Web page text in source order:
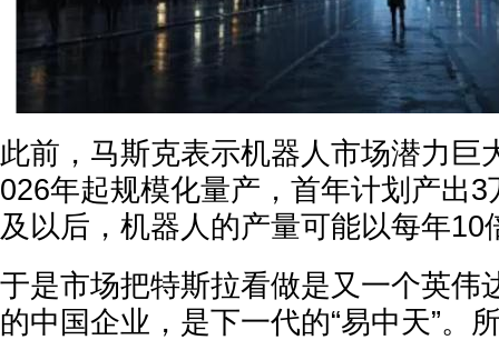
此前，马斯克表示机器人市场潜力巨
026年起规模化量产，首年计划产出
及以后，机器人的产量可能以每年10
于是市场把特斯拉看做是又一个英伟
的中国企业，是下一代的“易中天”。